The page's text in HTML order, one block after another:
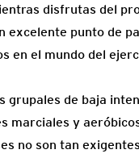
disfrutas del
excelente punto de
en el mundo del
grupales de baja
marciales y
no son tan